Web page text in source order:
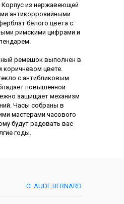
CLAUDE BERNARD
из нержавеющей
антикоррозийными
белого цвета с
римскими цифрами и
ремешок выполнен в
коричневом цвете.
с антибликовым
повышенной
защищает механизм
Часы собраны в
мастерами часового
будут радовать вас
годы.